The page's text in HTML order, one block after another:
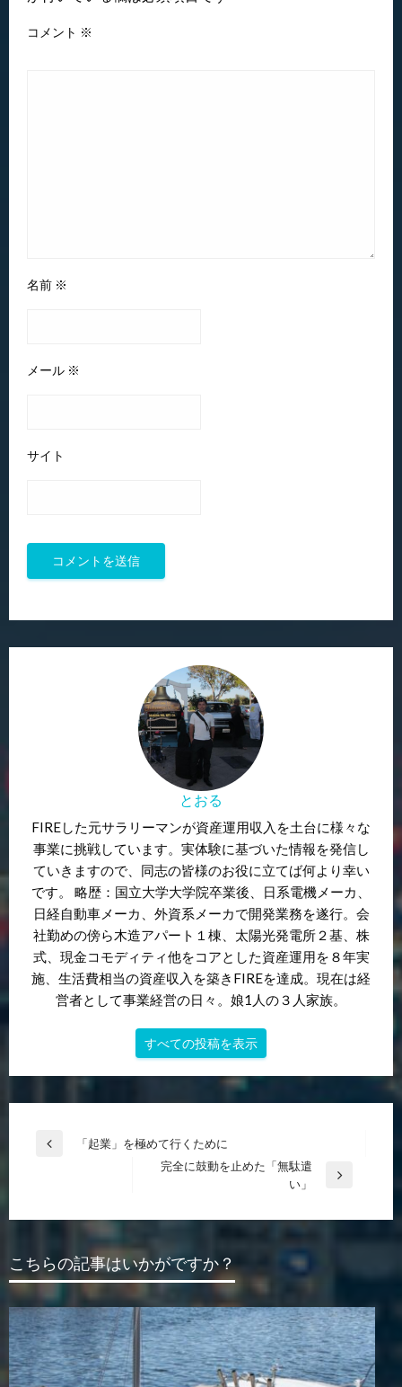
コメント ※
名前 ※
メール ※
サイト
とおる
FIREした元サラリーマンが資産運用収入を土台に様々な
事業に挑戦しています。実体験に基づいた情報を発信し
ていきますので、同志の皆様のお役に立てば何より幸い
です。 略歴：国立大学大学院卒業後、日系電機メーカ、
日経自動車メーカ、外資系メーカで開発業務を遂行。会
社勤めの傍ら木造アパート１棟、太陽光発電所２基、株
式、現金コモディティ他をコアとした資産運用を８年実
施、生活費相当の資産収入を築きFIREを達成。現在は経
営者として事業経営の日々。娘1人の３人家族。
すべての投稿を表示
投
ビ
ー
シ
ョ
ン
「起業」を極めて行くために
投
完全に鼓動を止めた「無駄遣
い」
こちらの記事はいかがですか？